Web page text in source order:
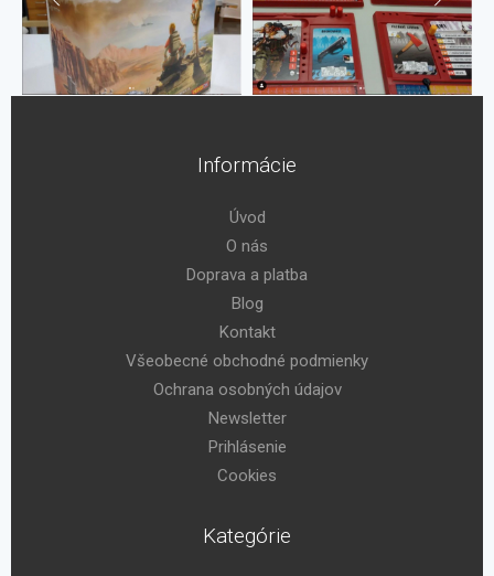
Informácie
Úvod
O nás
Doprava a platba
Blog
Kontakt
Všeobecné obchodné podmienky
Ochrana osobných údajov
Newsletter
Prihlásenie
Cookies
Kategórie